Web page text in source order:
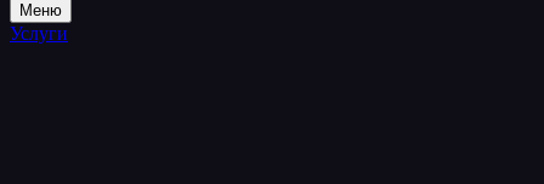
Меню
Услуги